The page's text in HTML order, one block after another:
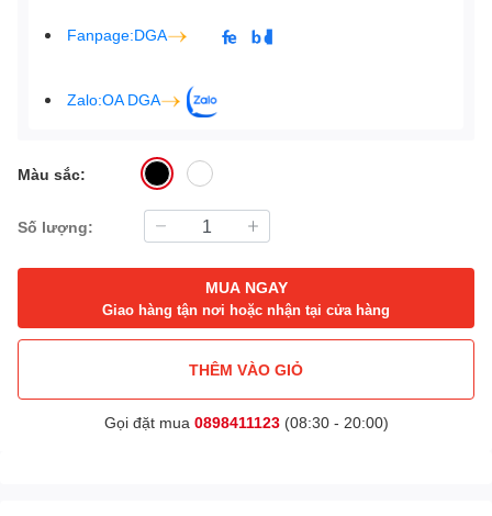
Fanpage:DGA
Zalo:OA DGA
Màu sắc:
Số lượng:
MUA NGAY
Giao hàng tận nơi hoặc nhận tại cửa hàng
THÊM VÀO GIỎ
Gọi đặt mua 0898411123(08:30 - 20:00)